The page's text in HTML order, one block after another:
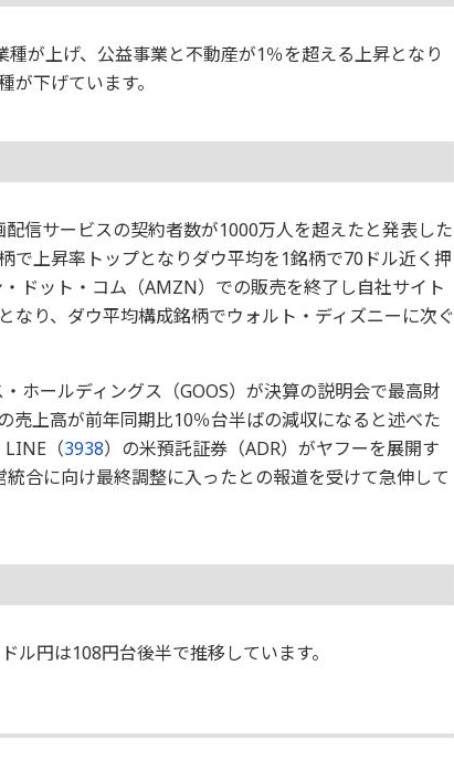
が上げ、公益事業と不動産が1％を超える上昇となり
下げています。
信サービスの契約者数が1000万人を超えたと発表した
で上昇率トップとなりダウ平均を1銘柄で70ドル近く押
ドット・コム（AMZN）での販売を終了し自社サイト
なり、ダウ平均構成銘柄でウォルト・ディズニーに次ぐ
ホールディングス（GOOS）が決算の説明会で最高財
売上高が前年同期比10％台半ばの減収になると述べた
LINE（3938）の米預託証券（ADR）がヤフーを展開す
合に向け最終調整に入ったとの報道を受けて急伸して
ル円は108円台後半で推移しています。